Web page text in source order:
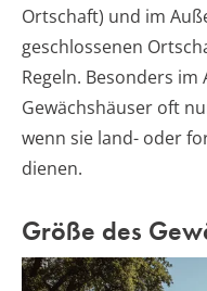
Ortschaft) und im
geschlossenen
Regeln. Besonders
Gewächshäuser oft
wenn sie land- oder
dienen.
Größe des